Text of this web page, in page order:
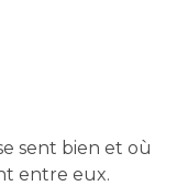
sent bien et où
entre eux.